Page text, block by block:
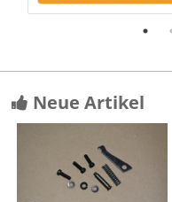
Neue Artikel